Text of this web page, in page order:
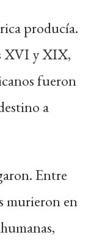
producía.
XVI y XIX,
fueron
a
Entre
murieron en